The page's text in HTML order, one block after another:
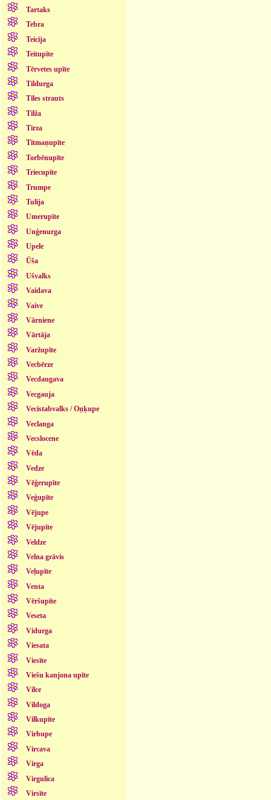
Tartaks
Tebra
Teicija
Teitupīte
Tērvetes upīte
Tildurga
Tīles strauts
Tilža
Tirza
Tītmaņupīte
Torbēnupīte
Triecupīte
Trumpe
Tulija
Umerupīte
Unģenurga
Upele
Ūša
Ušvalks
Vaidava
Vaive
Vārniene
Vārtāja
Varžupīte
Vecbērze
Vecdaugava
Vecgauja
Vecistabvalks / Oņķupe
Veclanga
Vecslocene
Vēda
Vedze
Vēģerupīte
Veģupīte
Vējupe
Vējupīte
Veldze
Velna grāvis
Veļupīte
Venta
Vēršupīte
Veseta
Vidurga
Viesata
Viesīte
Viešu kanjona upīte
Vilce
Vildoga
Vilkupīte
Virbupe
Vircava
Virga
Virgulica
Virsīte